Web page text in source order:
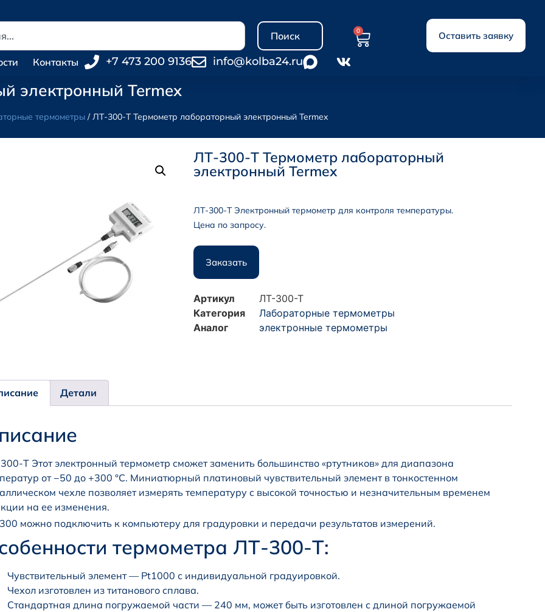
Поиск 0 Оставить заявку
Контакты +7 473 200 9136 info@kolba24.ru
электронный Termex
термометры / ЛТ-300-Т Термометр лабораторный электронный Termex
ЛТ-300-Т Термометр лабораторный
электронный Termex
ЛТ-300-Т Электронный термометр для контроля температуры.
Цена по запросу.
Заказать
Артикул
ЛТ-300-Т
Категория
Лабораторные термометры
Аналог
электронные термометры
Детали
Т Этот электронный термометр сможет заменить большинство «ртутников» для диапазона
от −50 до +300 °С. Миниатюрный платиновый чувствительный элемент в тонкостенном
чехле позволяет измерять температуру с высокой точностью и незначительным временем
на ее изменения.
можно подключить к компьютеру для градуровки и передачи результатов измерений.
термометра ЛТ-300-Т:
Чувствительный элемент — Pt1000 с индивидуальной градуировкой.
Чехол изготовлен из титанового сплава.
Стандартная длина погружаемой части — 240 мм, может быть изготовлен с длиной погружаемой